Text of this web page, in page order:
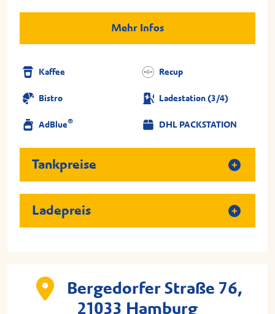
Mehr Infos
Kaffee Recup
Bistro Ladestation (3/4)
AdBlue® DHL PACKSTATION
Tankpreise
Ladepreis
Bergedorfer Straße 76,
21033 Hamburg